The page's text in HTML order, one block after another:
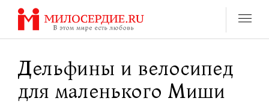
Перейти
содержанию
Дельфины и велосипед
для маленького Миши